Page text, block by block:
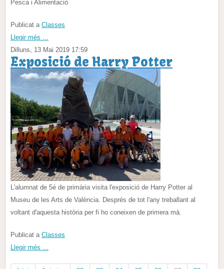
Pesca i Alimentació
Publicat a Classes
Llegir més ...
Dilluns, 13 Mai 2019 17:59
Exposició de Harry Potter
L'alumnat de 5é de primària visita l'exposició de Harry Potter al
Museu de les Arts de València. Després de tot l'any treballant al
voltant d'aquesta història per fi ho coneixen de primera mà.
Publicat a Classes
Llegir més ...